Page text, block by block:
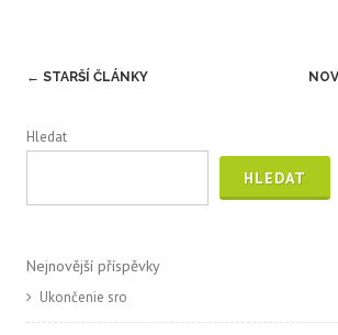
Post
← STARŠÍ ČLÁNKY
Hledat
HLEDAT
Nejnovější příspěvky
Ukončenie sro